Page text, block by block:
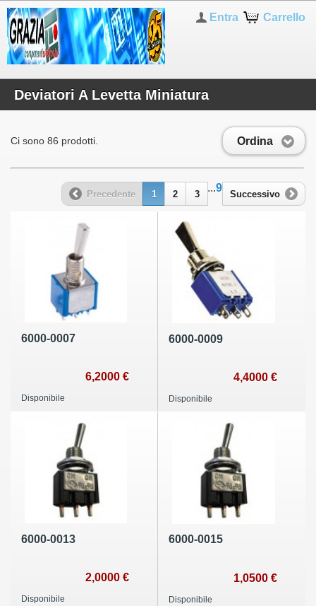
Carrello
Entra
Deviatori A Levetta Miniatura
Ordina
Ci sono 86 prodotti.
Precedente 1 2 3
...9
Successivo
6000-0007
6,2000 €
Disponibile
6000-0009
4,4000 €
Disponibile
6000-0013
2,0000 €
Disponibile
6000-0015
1,0500 €
Disponibile